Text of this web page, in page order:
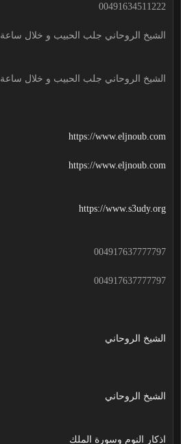
00491634511222
الشيخ الروحاني جلب الحبيب و خلال ساعة
الشيخ الروحاني جلب الحبيب و خلال ساعة
https://www.eljnoub.com
https://www.eljnoub.com
https://www.s3udy.org
004917637777797
004917637777797
الشيخ الروحاني
الشيخ الروحاني
اذكار النوم وسورة الملك